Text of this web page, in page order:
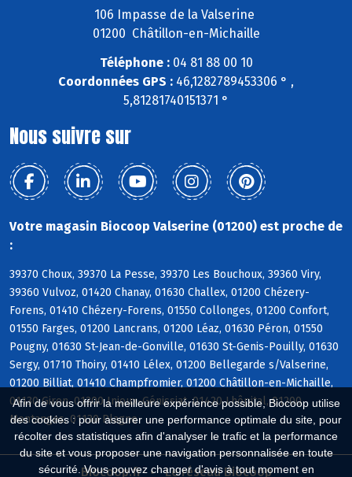
Afin de vous offrir la meilleure expérience possible, Biocoop utilise
des cookies : pour assurer une performance optimale du site, pour
récolter des statistiques afin d'analyser le trafic et la performance
du site et vous proposer une navigation personnalisée en toute
sécurité. Vous pouvez changer d'avis à tout moment en
106 Impasse de la Valserine
01200 Châtillon-en-Michaille
Téléphone :04 81 88 00 10
Coordonnées GPS : 46,1282789453306 ° ,
5,81281740151371 °
Nous suivre sur
Votre magasin Biocoop Valserine (01200) est proche de
:
39370 Choux, 39370 La Pesse, 39370 Les Bouchoux, 39360 Viry,
39360 Vulvoz, 01420 Chanay, 01630 Challex, 01200 Chézery-
Forens, 01410 Chézery-Forens, 01550 Collonges, 01200 Confort,
01550 Farges, 01200 Lancrans, 01200 Léaz, 01630 Péron, 01550
Pougny, 01630 St-Jean-de-Gonville, 01630 St-Genis-Pouilly, 01630
Sergy, 01710 Thoiry, 01410 Lélex, 01200 Bellegarde s/Valserine,
01200 Billiat, 01410 Champfromier, 01200 Châtillon-en-Michaille,
01130 Giron, 01200 Injoux-Génissiat, 01420 Lhôpital, 01200
Montanges, 01130 Plagne
Biocoop.fr Le réseau Biocoop